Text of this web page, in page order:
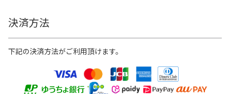
決済方法
下記の決済方法がご利用頂けます。